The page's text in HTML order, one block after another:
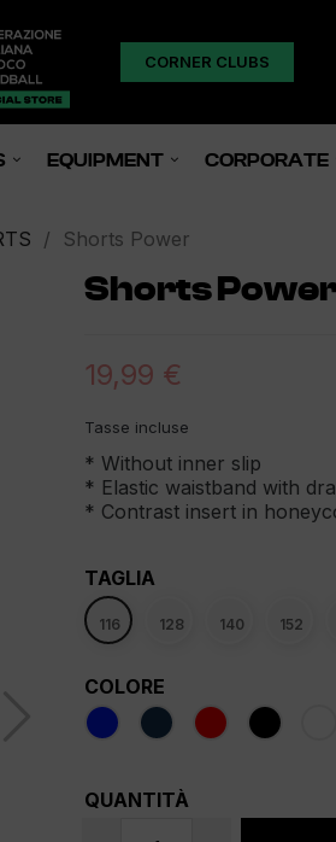
CORNER CLUBS
EQUIPMENT CORPORATE
Shorts Power
Shorts
19,99 €
Tasse incluse
* Without inner slip
* Elastic waistband with
* Contrast insert in
TAGLIA
116 128 140 152
COLORE
QUANTITÀ